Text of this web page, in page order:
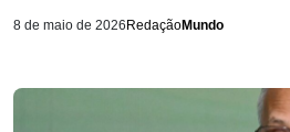
8 de maio de 2026 RedaçãoMundo